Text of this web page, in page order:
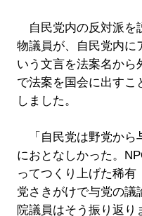
自民党内の反対派を
物議員が、自民党内に
いう文言を法案名から
で法案を国会に出すこ
しました。
「自民党は野党から
におとなしかった。
ってつくり上げた稀
党さきがけで与党の議
院議員はそう振り返り